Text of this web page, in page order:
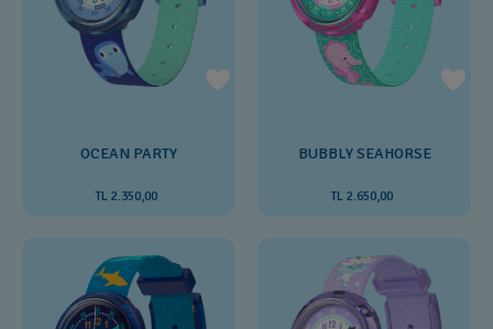
OCEAN PARTY
TL 2.350,00
BUBBLY SEAHORSE
TL 2.650,00